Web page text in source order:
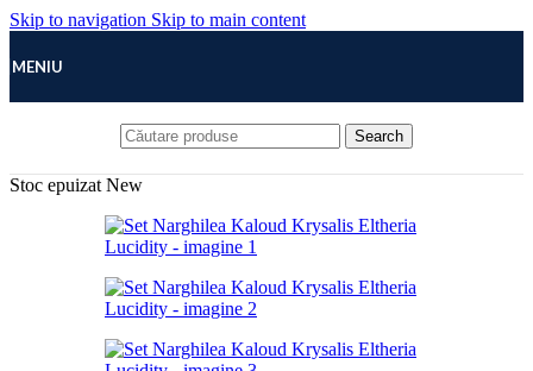
Skip to navigation Skip to main content
MENIU
Search
Stoc epuizat New